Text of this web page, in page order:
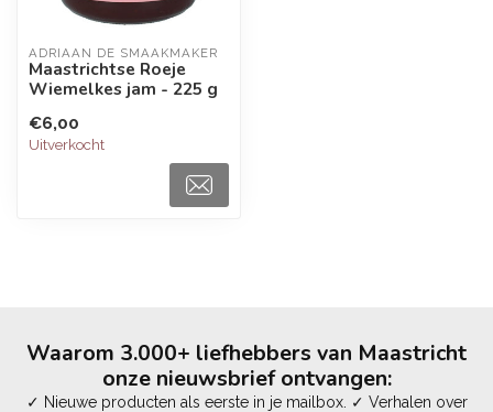
ADRIAAN DE SMAAKMAKER
Maastrichtse Roeje
Wiemelkes jam - 225 g
€6,00
Uitverkocht
Waarom 3.000+ liefhebbers van Maastricht
onze nieuwsbrief ontvangen:
✓ Nieuwe producten als eerste in je mailbox. ✓ Verhalen over